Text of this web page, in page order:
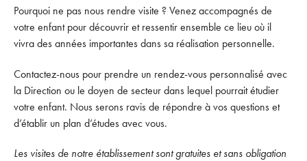
Pourquoi ne pas nous rendre visite ? Venez accompagnés de
votre enfant pour découvrir et ressentir ensemble ce lieu où il
vivra des années importantes dans sa réalisation personnelle.
Contactez-nous pour prendre un rendez-vous personnalisé avec
la Direction ou le doyen de secteur dans lequel pourrait étudier
votre enfant. Nous serons ravis de répondre à vos questions et
d’établir un plan d’études avec vous.
Les visites de notre établissement sont gratuites et sans obligation